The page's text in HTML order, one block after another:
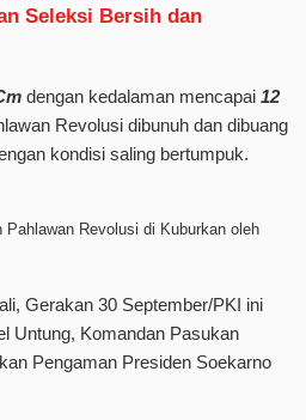
Seleksi Bersih dan
dengan kedalaman mencapai 12
Revolusi dibunuh dan dibuang
kondisi saling bertumpuk.
Revolusi di Kuburkan oleh
Gerakan 30 September/PKI ini
Untung, Komandan Pasukan
Pengaman Presiden Soekarno